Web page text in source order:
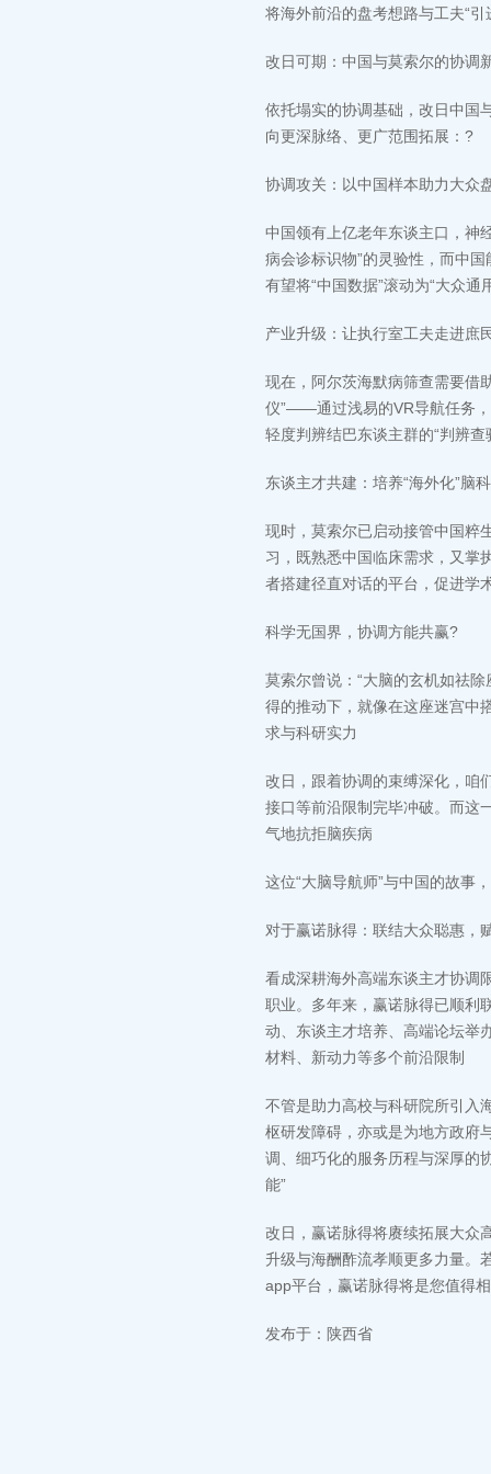
将海外前沿的盘考想路与工夫“
改日可期：中国与莫索尔的协调
依托塌实的协调基础，改日中国
向更深脉络、更广范围拓展：?
协调攻关：以中国样本助力大众
中国领有上亿老年东谈主口，神
病会诊标识物”的灵验性，而中
有望将“中国数据”滚动为“大众
产业升级：让执行室工夫走进庶
现在，阿尔茨海默病筛查需要借
仪”——通过浅易的VR导航任务
轻度判辨结巴东谈主群的“判辨
东谈主才共建：培养“海外化”脑
现时，莫索尔已启动接管中国粹
习，既熟悉中国临床需求，又掌
者搭建径直对话的平台，促进学
科学无国界，协调方能共赢?
莫索尔曾说：“大脑的玄机如祛
得的推动下，就像在这座迷宫中
求与科研实力
改日，跟着协调的束缚深化，咱
接口等前沿限制完毕冲破。而
气地抗拒脑疾病
这位“大脑导航师”与中国的故事
对于赢诺脉得：联结大众聪惠，
看成深耕海外高端东谈主才协调
职业。多年来，赢诺脉得已顺利
动、东谈主才培养、高端论坛举
材料、新动力等多个前沿限制
不管是助力高校与科研院所引入
枢研发障碍，亦或是为地方政府
调、细巧化的服务历程与深厚的
能”
改日，赢诺脉得将赓续拓展大众
升级与海酬酢流孝顺更多力量。
app平台，赢诺脉得将是您值得
发布于：陕西省